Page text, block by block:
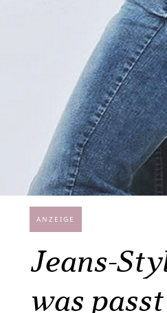
ANZEIGE
Jeans-
was